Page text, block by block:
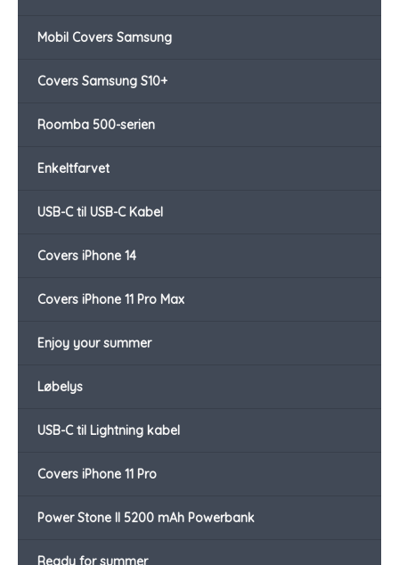
Mobil Covers Samsung
Covers Samsung S10+
Roomba 500-serien
Enkeltfarvet
USB-C til USB-C Kabel
Covers iPhone 14
Covers iPhone 11 Pro Max
Enjoy your summer
Løbelys
USB-C til Lightning kabel
Covers iPhone 11 Pro
Power Stone II 5200 mAh Powerbank
Ready for summer